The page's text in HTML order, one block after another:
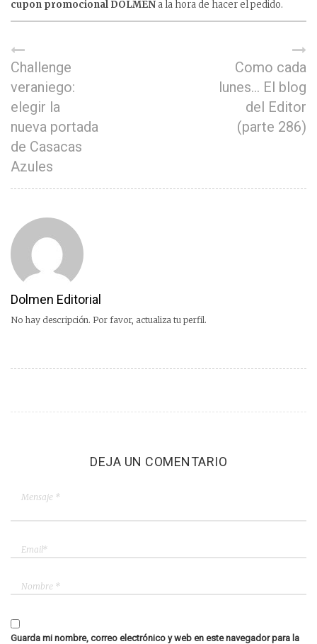
cupon promocional DOLMENa la hora de hacer el pedido.
Challenge
veraniego:
elegir la
nueva portada
de Casacas
Azules
Como cada
lunes… El blog
del Editor
(parte 286)
Dolmen Editorial
No hay descripción. Por favor, actualiza tu perfil.
DEJA UN COMENTARIO
Guarda mi nombre, correo electrónico y web en este navegador para la